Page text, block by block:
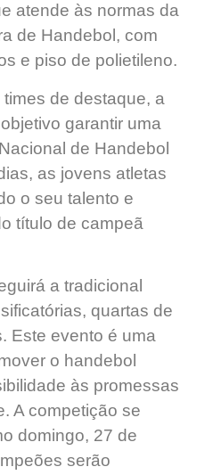
atende às normas da
de Handebol, com
e piso de polietileno.
de destaque, a
garantir uma
de Handebol
as jovens atletas
o seu talento e
título de campeã
a tradicional
quartas de
Este evento é uma
o handebol
às promessas
A competição se
domingo, 27 de
serão